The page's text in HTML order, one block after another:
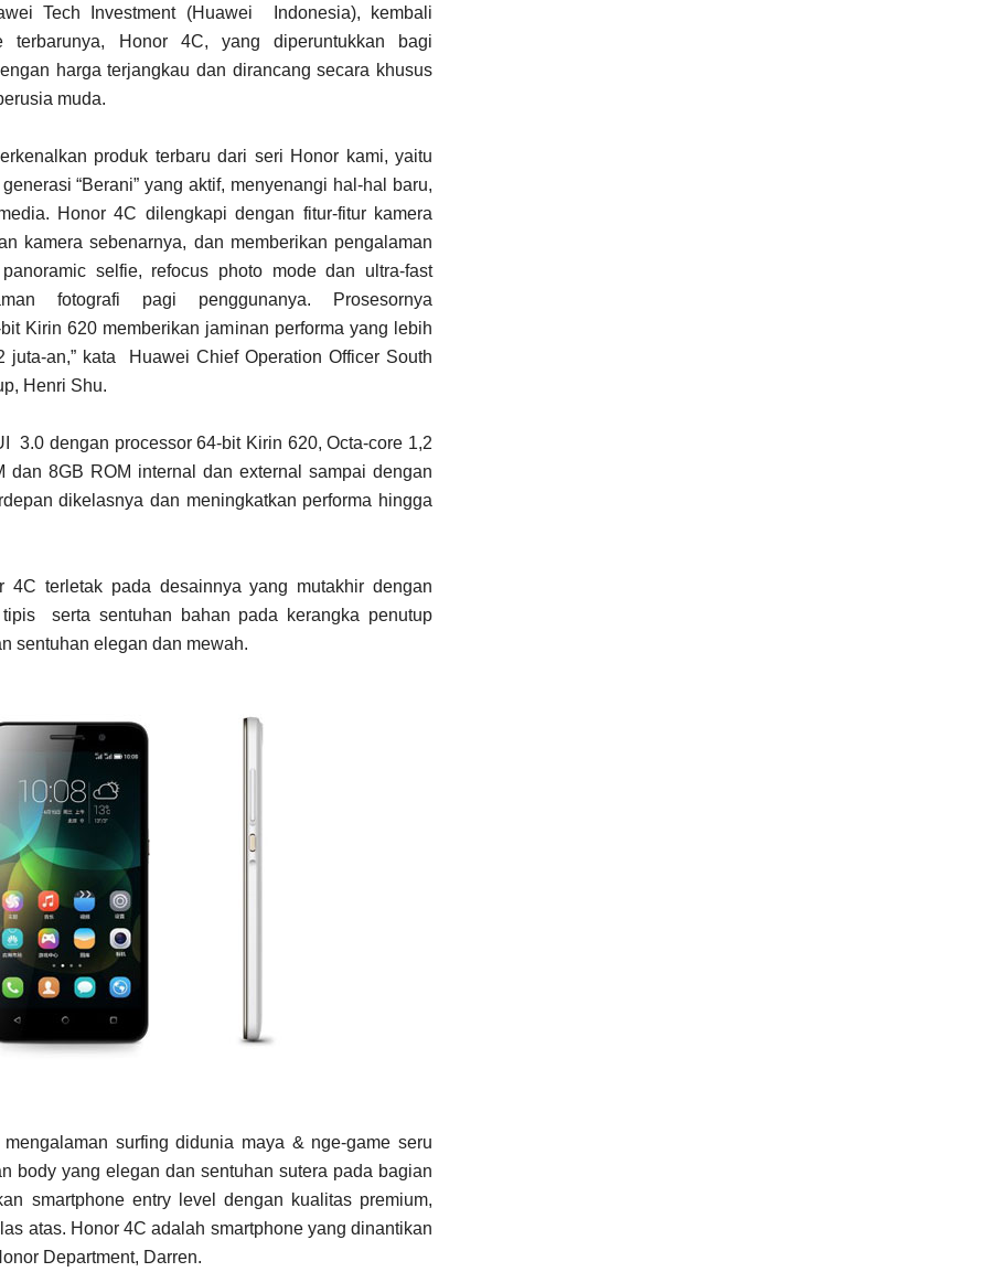
Tech Investment (Huawei Indonesia), kembali
terbarunya, Honor 4C, yang diperuntukkan bagi
harga terjangkau dan dirancang secara khusus
muda.
produk terbaru dari seri Honor kami, yaitu
“Berani” yang aktif, menyenangi hal-hal baru,
Honor 4C dilengkapi dengan fitur-fitur kamera
kamera sebenarnya, dan memberikan pengalaman
selfie, refocus photo mode dan ultra-fast
fotografi pagi penggunanya. Prosesornya
Kirin 620 memberikan jaminan performa yang lebih
an,” kata Huawei Chief Operation Officer South
Henri Shu.
3.0 dengan processor 64-bit Kirin 620, Octa-core 1,2
dan 8GB ROM internal dan external sampai dengan
dikelasnya dan meningkatkan performa hingga
terletak pada desainnya yang mutakhir dengan
serta sentuhan bahan pada kerangka penutup
sentuhan elegan dan mewah.
surfing didunia maya & nge-game seru
body yang elegan dan sentuhan sutera pada bagian
smartphone entry level dengan kualitas premium,
atas. Honor 4C adalah smartphone yang dinantikan
Department, Darren.